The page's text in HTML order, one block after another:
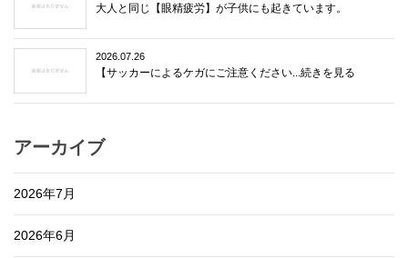
大人と同じ【眼精疲労】が子供にも起きています。
2026.07.26
【サッカーによるケガにご注意ください...続きを見る
アーカイブ
2026年7月
2026年6月